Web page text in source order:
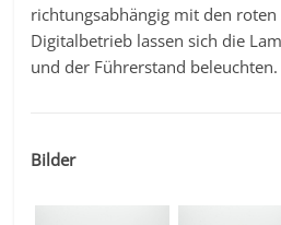
richtungsabhängig mit den
Digitalbetrieb lassen sich die
und der Führerstand beleuchten.
Bilder